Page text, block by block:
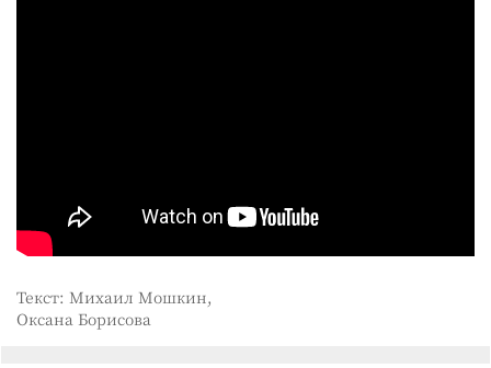
Текст: Михаил Мошкин,
Оксана Борисова